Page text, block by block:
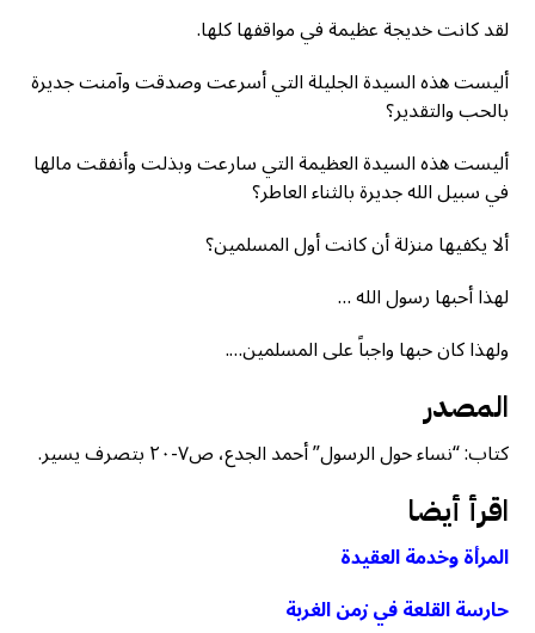
لقد كانت خديجة عظيمة في مواقفها كلها.
أليست هذه السيدة الجليلة التي أسرعت وصدقت وآمنت جديرة
بالحب والتقدير؟
أليست هذه السيدة العظيمة التي سارعت وبذلت وأنفقت مالها
في سبيل الله جديرة بالثناء العاطر؟
ألا يكفيها منزلة أن كانت أول المسلمين؟
لهذا أحبها رسول الله …
ولهذا كان حبها واجباً على المسلمين….
المصدر
كتاب: “نساء حول الرسول” أحمد الجدع، ص٧-٢٠ بتصرف يسير.
اقرأ أيضا
المرأة وخدمة العقيدة
حارسة القلعة في زمن الغربة